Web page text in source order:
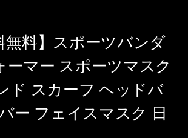
無料】スポーツバンダ
マー スポーツマスク
ド スカーフ ヘッドバ
ー フェイスマスク 日